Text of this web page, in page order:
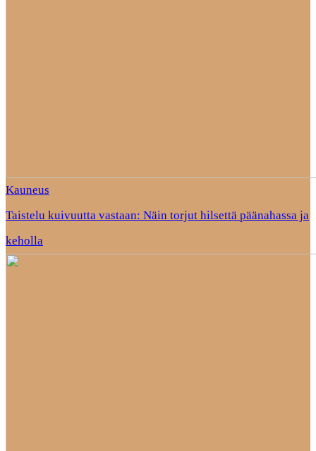
Kauneus
Taistelu kuivuutta vastaan: Näin torjut hilsettä päänahassa ja
keholla